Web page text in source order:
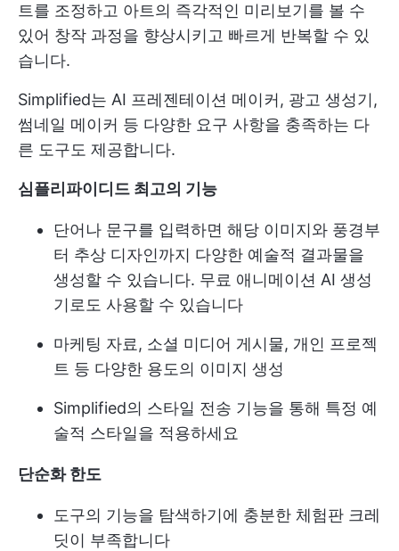
트를 조정하고 아트의 즉각적인 미리보기를 볼 수
있어 창작 과정을 향상시키고 빠르게 반복할 수 있
습니다.
Simplified는 AI 프레젠테이션 메이커, 광고 생성기,
썸네일 메이커 등 다양한 요구 사항을 충족하는 다
른 도구도 제공합니다.
심플리파이디드 최고의 기능
단어나 문구를 입력하면 해당 이미지와 풍경부
터 추상 디자인까지 다양한 예술적 결과물을
생성할 수 있습니다. 무료 애니메이션 AI 생성
기로도 사용할 수 있습니다
마케팅 자료, 소셜 미디어 게시물, 개인 프로젝
트 등 다양한 용도의 이미지 생성
Simplified의 스타일 전송 기능을 통해 특정 예
술적 스타일을 적용하세요
단순화 한도
도구의 기능을 탐색하기에 충분한 체험판 크레
딧이 부족합니다